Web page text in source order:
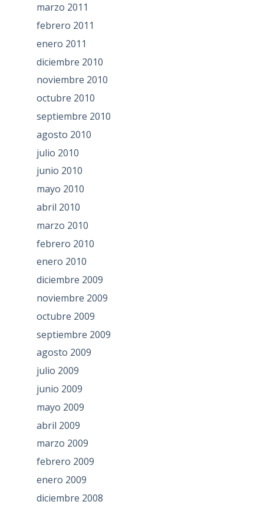
marzo 2011
febrero 2011
enero 2011
diciembre 2010
noviembre 2010
octubre 2010
septiembre 2010
agosto 2010
julio 2010
junio 2010
mayo 2010
abril 2010
marzo 2010
febrero 2010
enero 2010
diciembre 2009
noviembre 2009
octubre 2009
septiembre 2009
agosto 2009
julio 2009
junio 2009
mayo 2009
abril 2009
marzo 2009
febrero 2009
enero 2009
diciembre 2008